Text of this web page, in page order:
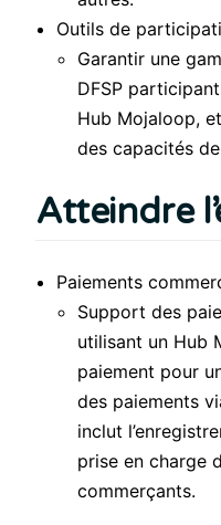
Outils de
Garantir une
DFSP
Hub Mojaloop,
des capacités
Atteindre
Paiements
Support des
utilisant un Hub
paiement pour
des paiements
inclut
prise en charge
commerçants.